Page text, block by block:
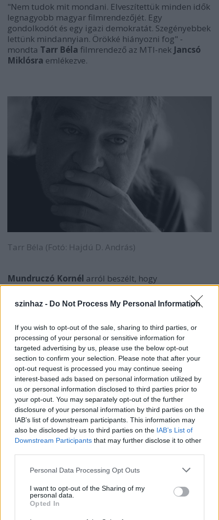
szinhaz - Do Not Process My Personal Information
If you wish to opt-out of the sale, sharing to third parties, or
processing of your personal or sensitive information for
targeted advertising by us, please use the below opt-out
section to confirm your selection. Please note that after your
opt-out request is processed you may continue seeing
interest-based ads based on personal information utilized by
us or personal information disclosed to third parties prior to
your opt-out. You may separately opt-out of the further
disclosure of your personal information by third parties on the
IAB’s list of downstream participants. This information may
also be disclosed by us to third parties on the IAB’s List of
Downstream Participants that may further disclose it to other
Please note that this website/app uses one or more Google
not limited to your visit or usage behaviour. You may click to
grant or deny consent to Google and its third-party tags to
use your data for below specified purposes in below Google
Personal Data Processing Opt Outs
I want to opt-out of the Sharing of my
personal data.
Opted In
"Nem tudok mit mondani. Elveszítettük minden idők
legnagyobb magyar filmrendezőjét. Egy
gondolkodót és egy igazi demokratát. Szegényebbek
lettünk mindannyian. Örökké hiányozni fog" -
mondta Tarr Béla filmrendező az MTI-nek Jancsó
Miklósra emlékezve.
Tarr Béla (Fotó: Hajdú D. András)
Mundruczó Kornél arról beszélt, hogy
megrendülten hallottaJancsó Miklóshalálhírét,
akivel baráti viszonyt ápolt, fiával,Dáviddalpedig
együtt dolgozik immár a harmadik
volt számomra, kijelölte az én életutamat is" -
mondta a film- és színházi rendező.
Felidézte, hogyJancsó Miklóstszakmai tisztesség
jellemezte, hiszen a mindenkori alkotói szabadságot
helyezte a pénzcsinálás elé. "Olyan szabadság áradt
belőle az utolsó pillanatig, amely az emberre mindig
elképesztő hatással volt" - mondta, hozzátéve, hogy
az alkotót jellemző irónia, kaján mosoly, kritikai
szemlélet meghatározta az ő filmes célkitűzéseit is.